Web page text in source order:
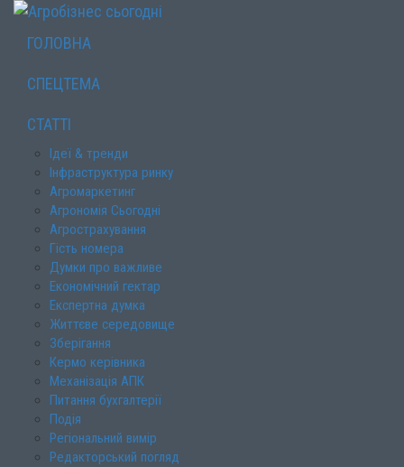
ГОЛОВНА
СПЕЦТЕМА
СТАТТІ
Ідеї & тренди
Інфраструктура ринку
Агромаркетинг
Агрономія Сьогодні
Агрострахування
Гість номера
Думки про важливе
Економічний гектар
Експертна думка
Життєве середовище
Зберігання
Кермо керівника
Механізація АПК
Питання бухгалтерії
Подія
Регіональний вимір
Редакторський погляд